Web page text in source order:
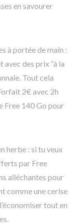
en savourer
à portée de main :
des prix “à la
Tout cela
2€ avec 2h
Free 140 Go pour
herbe : si tu veux
par Free
alléchantes pour
comme une cerise
tout en